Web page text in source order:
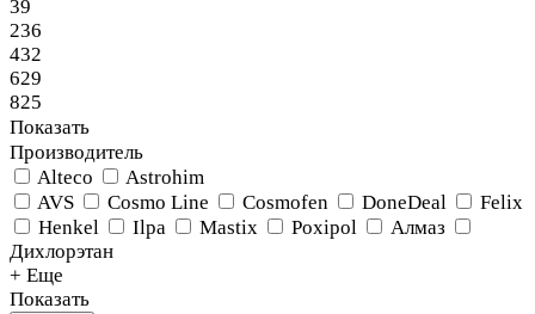
39
236
432
629
825
Показать
Производитель
Alteco
Astrohim
AVS
Cosmo Line Cosmofen DoneDeal
Felix
Henkel
Ilpa Mastix Poxipol
Алмаз
Дихлорэтан
+ Еще
Показать